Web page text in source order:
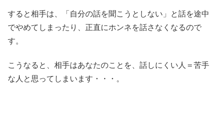
すると相手は、「自分の話を聞こうとしない」と話を途中
でやめてしまったり、正直にホンネを話さなくなるので
す。
こうなると、相手はあなたのことを、話しにくい人＝苦手
な人と思ってしまいます・・・。